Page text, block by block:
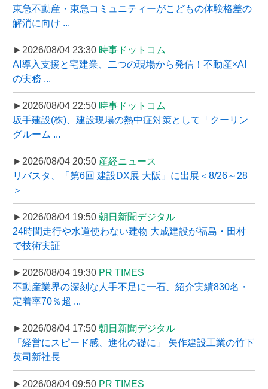
東急不動産・東急コミュニティーがこどもの体験格差の
解消に向け ...
►2026/08/04 23:30 時事ドットコム
AI導入支援と宅建業、二つの現場から発信！不動産×AI
の実務 ...
►2026/08/04 22:50 時事ドットコム
坂手建設(株)、建設現場の熱中症対策として「クーリン
グルーム ...
►2026/08/04 20:50 産経ニュース
リバスタ、「第6回 建設DX展 大阪」に出展＜8/26～28
＞
►2026/08/04 19:50 朝日新聞デジタル
24時間走行や水道使わない建物 大成建設が福島・田村
で技術実証
►2026/08/04 19:30 PR TIMES
不動産業界の深刻な人手不足に一石、紹介実績830名・
定着率70％超 ...
►2026/08/04 17:50 朝日新聞デジタル
「経営にスピード感、進化の礎に」 矢作建設工業の竹下
英司新社長
►2026/08/04 09:50 PR TIMES